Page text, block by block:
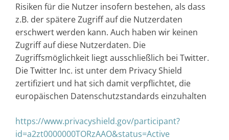
Risiken für die Nutzer insofern bestehen, als dass
z.B. der spätere Zugriff auf die Nutzerdaten
erschwert werden kann. Auch haben wir keinen
Zugriff auf diese Nutzerdaten. Die
Zugriffsmöglichkeit liegt ausschließlich bei Twitter.
Die Twitter Inc. ist unter dem Privacy Shield
zertifiziert und hat sich damit verpflichtet, die
europäischen Datenschutzstandards einzuhalten
https://www.privacyshield.gov/participant?
id=a2zt0000000TORzAAO&status=Active